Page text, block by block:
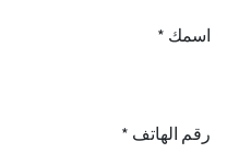
اسمك *
رقم الهاتف *